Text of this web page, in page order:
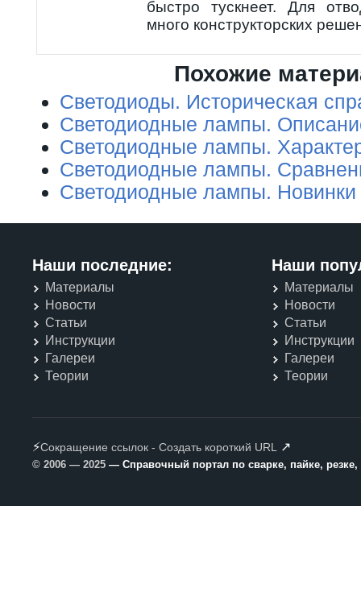
быстро тускнеет. Для
много конструкторских
Похожие
Светодиоды. Историческая
Светодиодные лампы.
Светодиодные лампы.
Светодиодные лампы.
Светодиодные лампы. Новинки
Наши последние:
Материалы
Новости
Статьи
Инструкции
Галереи
Теории
Наши
Материалы
Новости
Статьи
Инструкции
Галереи
Теории
⚡Сокращение ссылок - Создать короткий URL ↗
© 2006 — 2025 — Справочный портал по сварке, пайке,